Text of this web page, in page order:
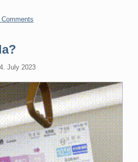
Comments
July 2023